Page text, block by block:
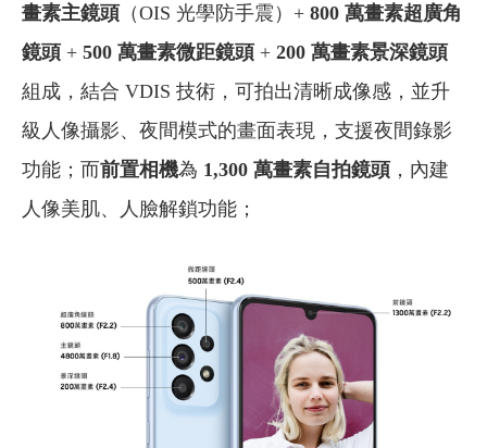
畫素主鏡頭（OIS 光學防手震）+ 800 萬畫素超廣角
鏡頭+ 500 萬畫素微距鏡頭+ 200 萬畫素景深鏡頭
組成，結合 VDIS 技術，可拍出清晰成像感，並升
級人像攝影、夜間模式的畫面表現，支援夜間錄影
功能；而前置相機為 1,300 萬畫素自拍鏡頭，內建
人像美肌、人臉解鎖功能；